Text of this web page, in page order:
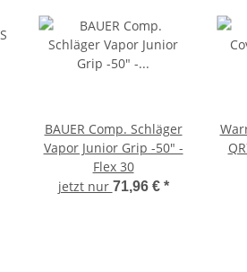
BAUER Comp. Schläger
Vapor Junior Grip -50" -
Flex 30
jetzt nur 71,96 € *